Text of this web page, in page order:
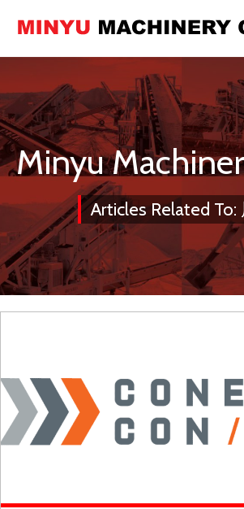
Minyu
Articles Related To: